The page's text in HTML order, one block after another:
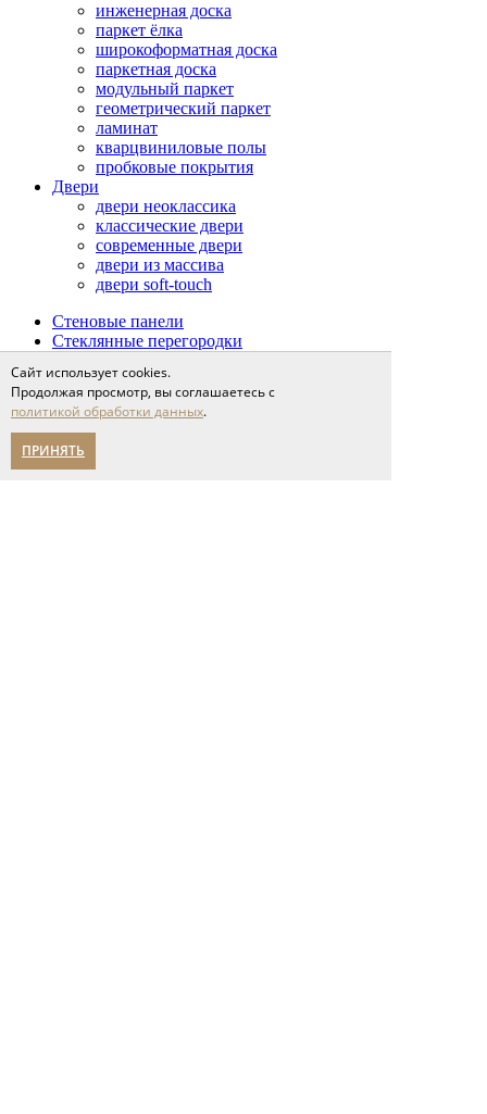
инженерная доска
паркет ёлка
широкоформатная доска
паркетная доска
модульный паркет
геометрический паркет
ламинат
кварцвиниловые полы
пробковые покрытия
Двери
двери неоклассика
классические двери
современные двери
двери из массива
двери soft-touch
Стеновые панели
Стеклянные перегородки
Сопутствующие товары
Проекты
Сервис
Сайт использует cookies.
Продолжая просмотр, вы соглашаетесь с
политикой обработки данных.
ПРИНЯТЬ